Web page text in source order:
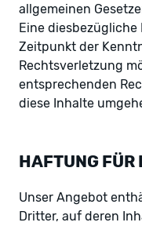
allgemeinen
Eine
Zeitpunkt der
Rechtsverletzung
entsprechenden
diese Inhalte
HAFTUNG FÜR
Unser Angebot
Dritter, auf deren